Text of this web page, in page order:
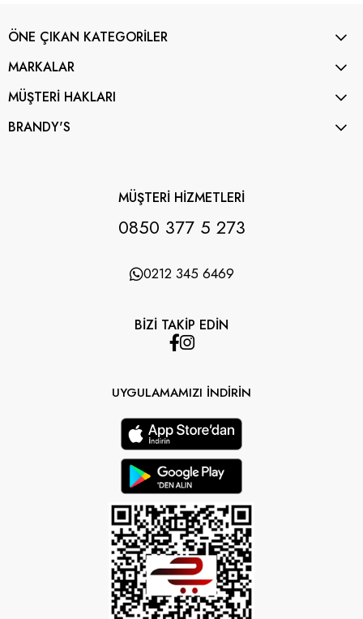
ÖNE ÇIKAN KATEGORİLER
MARKALAR
MÜŞTERİ HAKLARI
BRANDY'S
MÜŞTERİ HİZMETLERİ
0850 377 5 273
0212 345 6469
BİZİ TAKİP EDİN
UYGULAMAMIZI İNDİRİN